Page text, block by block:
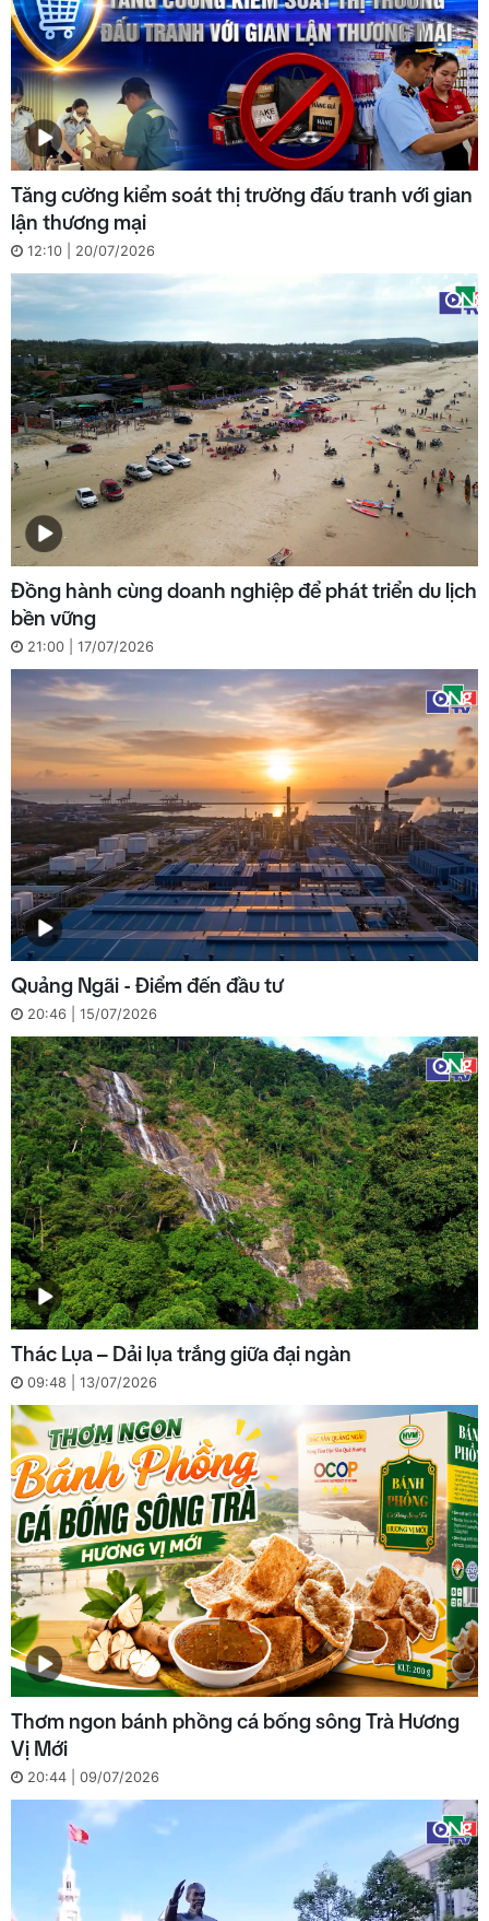
Tăng cường kiểm soát thị trường đấu tranh với gian
lận thương mại
12:10 | 20/07/2026
Đồng hành cùng doanh nghiệp để phát triển du lịch
bền vững
21:00 | 17/07/2026
Quảng Ngãi - Điểm đến đầu tư
20:46 | 15/07/2026
Thác Lụa – Dải lụa trắng giữa đại ngàn
09:48 | 13/07/2026
Thơm ngon bánh phồng cá bống sông Trà Hương
Vị Mới
20:44 | 09/07/2026